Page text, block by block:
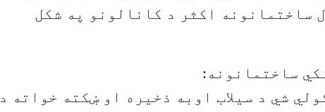
ساختمانونه اکثر د کانالونو په شکل
ساختمانونه:
شي د سیلاب اوبه ذخیره او ښکته خواته د